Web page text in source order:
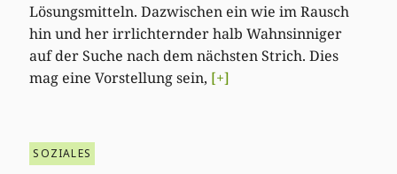
Lösungsmitteln. Dazwischen ein wie im Rausch
hin und her irrlichternder halb Wahnsinniger
auf der Suche nach dem nächsten Strich. Dies
mag eine Vorstellung sein, [+]
SOZIALES